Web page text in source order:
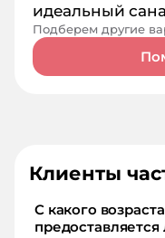
идеальный
Подберем другие
Клиенты
С какого